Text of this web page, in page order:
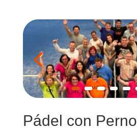
Pádel con